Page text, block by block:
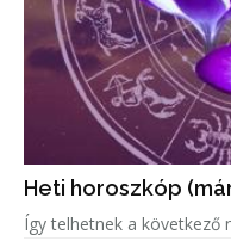
Heti horoszkóp
Így telhetnek a következő